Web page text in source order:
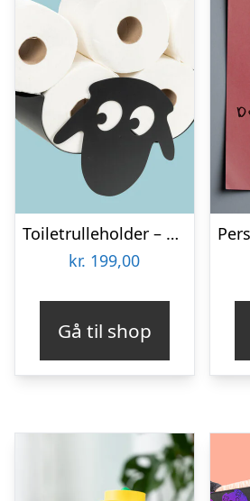
Toiletrulleholder – Liggende får
kr. 199,00
Gå til shop